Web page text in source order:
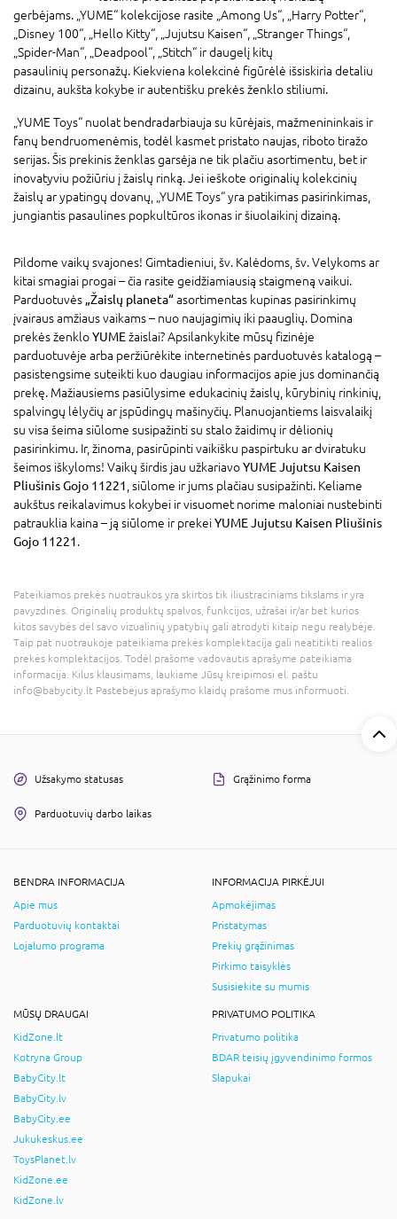
gerbėjams. „YUME“ kolekcijose rasite „Among Us“, „Harry Potter“,
„Disney 100“, „Hello Kitty“, „Jujutsu Kaisen“, „Stranger Things“,
„Spider-Man“, „Deadpool“, „Stitch“ ir daugelį kitų
pasaulinių personažų. Kiekviena kolekcinė figūrėlė išsiskiria detaliu
dizainu, aukšta kokybe ir autentišku prekės ženklo stiliumi.
„YUME Toys“ nuolat bendradarbiauja su kūrėjais, mažmenininkais ir
fanų bendruomenėmis, todėl kasmet pristato naujas, riboto tiražo
serijas. Šis prekinis ženklas garsėja ne tik plačiu asortimentu, bet ir
inovatyviu požiūriu į žaislų rinką. Jei ieškote originalių kolekcinių
žaislų ar ypatingų dovanų, „YUME Toys“ yra patikimas pasirinkimas,
jungiantis pasaulines popkultūros ikonas ir šiuolaikinį dizainą.
Pildome vaikų svajones! Gimtadieniui, šv. Kalėdoms, šv. Velykoms ar
kitai smagiai progai – čia rasite geidžiamiausią staigmeną vaikui.
Parduotuvės „Žaislų planeta“asortimentas kupinas pasirinkimų
įvairaus amžiaus vaikams – nuo naujagimių iki paauglių. Domina
prekės ženkloYUMEžaislai? Apsilankykite mūsų fizinėje
parduotuvėje arba peržiūrėkite internetinės parduotuvės katalogą –
pasistengsime suteikti kuo daugiau informacijos apie jus dominančią
prekę. Mažiausiems pasiūlysime edukacinių žaislų, kūrybinių rinkinių,
spalvingų lėlyčių ar įspūdingų mašinyčių. Planuojantiems laisvalaikį
su visa šeima siūlome susipažinti su stalo žaidimų ir dėlionių
pasirinkimu. Ir, žinoma, pasirūpinti vaikišku paspirtuku ar dviratuku
šeimos iškyloms! Vaikų širdis jau užkariavoYUME Jujutsu Kaisen
Pliušinis Gojo 11221, siūlome ir jums plačiau susipažinti. Keliame
aukštus reikalavimus kokybei ir visuomet norime maloniai nustebinti
patrauklia kaina – ją siūlome ir prekeiYUME Jujutsu Kaisen Pliušinis
Gojo 11221.
Pateikiamos prekės nuotraukos yra skirtos tik iliustraciniams tikslams ir yra
pavyzdinės. Originalių produktų spalvos, funkcijos, užrašai ir/ar bet kurios
kitos savybės dėl savo vizualinių ypatybių gali atrodyti kitaip negu realybėje.
Taip pat nuotraukoje pateikiama prekės komplektacija gali neatitikti realios
prekės komplektacijos. Todėl prašome vadovautis aprašyme pateikiama
informacija. Kilus klausimams, laukiame Jūsų kreipimosi el. paštu
info@babycity.lt Pastebėjus aprašymo klaidų prašome mus informuoti.
Užsakymo statusas Grąžinimo forma
Parduotuvių darbo laikas
BENDRA INFORMACIJA
Apie mus
Parduotuvių kontaktai
Lojalumo programa
INFORMACIJA PIRKĖJUI
Apmokėjimas
Pristatymas
Prekių grąžinimas
Pirkimo taisyklės
Susisiekite su mumis
MŪSŲ DRAUGAI
KidZone.lt
Kotryna Group
BabyCity.lt
BabyCity.lv
BabyCity.ee
Jukukeskus.ee
ToysPlanet.lv
KidZone.ee
KidZone.lv
PRIVATUMO POLITIKA
Privatumo politika
BDAR teisių įgyvendinimo formos
Slapukai